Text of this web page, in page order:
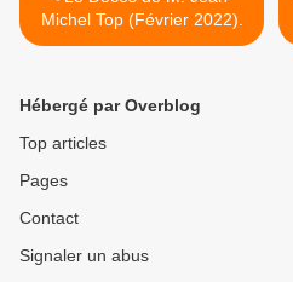
Michel Top (Février 2022).
Hébergé par Overblog
Top articles
Pages
Contact
Signaler un abus